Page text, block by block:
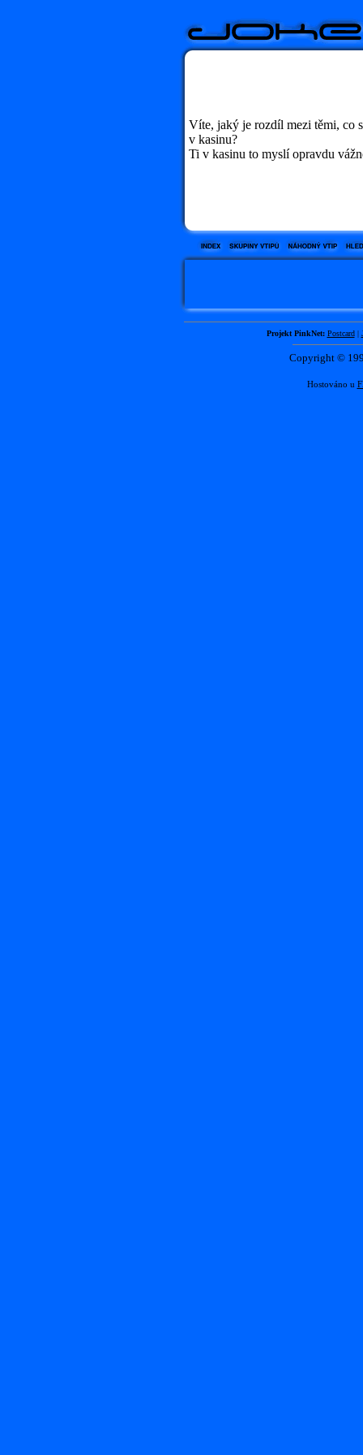
Víte, jaký je rozdíl mezi těmi, co
v kasinu?
Ti v kasinu to myslí opravdu
Projekt PinkNet: Postcard|
Copyright ©
Hostováno u